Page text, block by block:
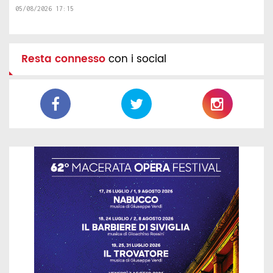
05/08/2026 17:15
Resta connessocon i social